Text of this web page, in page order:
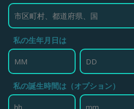
私の生年月日は
私の誕生時間は（オプション）